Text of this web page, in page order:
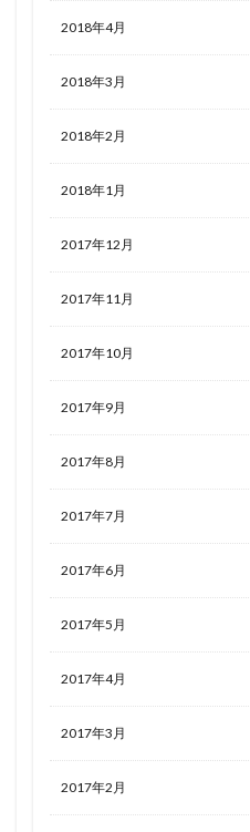
2018年4月
2018年3月
2018年2月
2018年1月
2017年12月
2017年11月
2017年10月
2017年9月
2017年8月
2017年7月
2017年6月
2017年5月
2017年4月
2017年3月
2017年2月